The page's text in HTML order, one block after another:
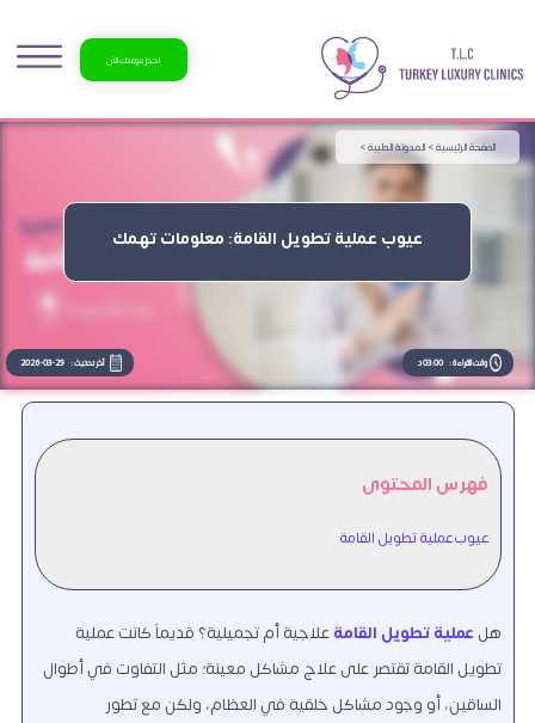
احجز موعدك الآن
عيوب عملية تطويل القامة: معلومات تهمك
الصفحة الرئيسية >المدونة الطبية >
وقت القراءة : 03:00 د آخر تحديث : 2026-03-29
فهرس المحتوى
عيوب عملية تطويل القامة
هل عملية تطويل القامةعلاجية أم تجميلية؟ قديماً كانت عملية
تطويل القامة تقتصر على علاج مشاكل معينة؛ مثل التفاوت في أطوال
الساقين، أو وجود مشاكل خلقية في العظام، ولكن مع تطور